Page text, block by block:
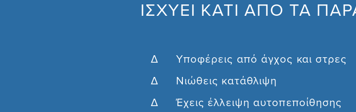
ΙΣΧΥΕΙ ΚΑΤΙ ΑΠΟ ΤΑ
Δ Υποφέρεις από άγχος και στρες
Δ Νιώθεις κατάθλιψη
Δ Έχεις έλλειψη αυτοπεποίθησης